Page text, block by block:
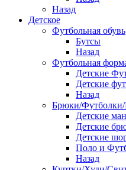
Назад
Детское
Футбольная обувь
Бутсы
Назад
Футбольная
Детские
Детские
Назад
Брюки/
Детские
Детские
Детские
Поло и
Назад